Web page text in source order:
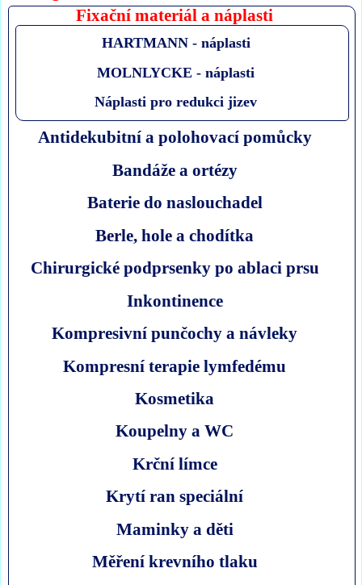
Fixační materiál a náplasti
HARTMANN - náplasti
MOLNLYCKE - náplasti
Náplasti pro redukci jizev
Antidekubitní a polohovací pomůcky
Bandáže a ortézy
Baterie do naslouchadel
Berle, hole a chodítka
Chirurgické podprsenky po ablaci prsu
Inkontinence
Kompresivní punčochy a návleky
Kompresní terapie lymfedému
Kosmetika
Koupelny a WC
Krční límce
Krytí ran speciální
Maminky a děti
Měření krevního tlaku